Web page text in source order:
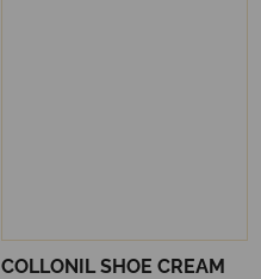
COLLONIL SHOE CREAM